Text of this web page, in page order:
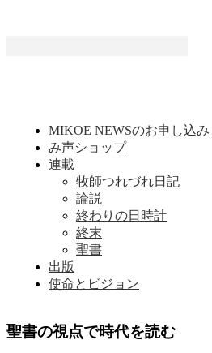
MIKOE NEWSのお申し込み
み声ショップ
連載
牧師つれづれ日記
論説
終わりの日時計
終末
聖書
出版
使命とビジョン
聖書の視点で時代を読む